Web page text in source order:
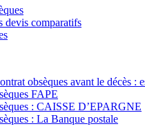
devis comparatifs
obsèques avant le décès :
FAPE
: CAISSE D’EPARGNE
: La Banque postale